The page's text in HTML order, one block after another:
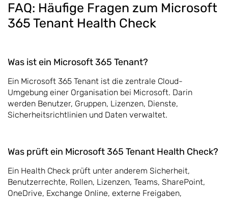
FAQ: Häufige Fragen zum Microsoft
365 Tenant Health Check
Was ist ein Microsoft 365 Tenant?
Ein Microsoft 365 Tenant ist die zentrale Cloud-
Umgebung einer Organisation bei Microsoft. Darin
werden Benutzer, Gruppen, Lizenzen, Dienste,
Sicherheitsrichtlinien und Daten verwaltet.
Was prüft ein Microsoft 365 Tenant Health Check?
Ein Health Check prüft unter anderem Sicherheit,
Benutzerrechte, Rollen, Lizenzen, Teams, SharePoint,
OneDrive, Exchange Online, externe Freigaben,